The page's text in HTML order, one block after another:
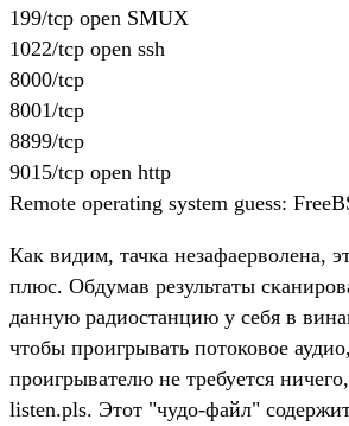
199/tcp open SMUX
1022/tcp open ssh
8000/tcp
8001/tcp
8899/tcp
9015/tcp open http
Remote operating system guess:
Как видим, тачка незафаерволена,
плюс. Обдумав результаты
данную радиостанцию у себя в
чтобы проигрывать потоковое
проигрывателю не требуется
listen.pls. Этот "чудо-файл"